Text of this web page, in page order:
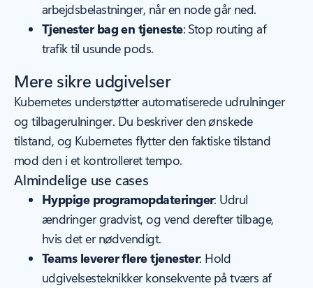
arbejdsbelastninger, når en node går ned.
Tjenester bag en tjeneste: Stop routing af
trafik til usunde pods.
Mere sikre udgivelser
Kubernetes understøtter automatiserede udrulninger
og tilbagerulninger. Du beskriver den ønskede
tilstand, og Kubernetes flytter den faktiske tilstand
mod den i et kontrolleret tempo.
Almindelige use cases
Hyppige programopdateringer: Udrul
ændringer gradvist, og vend derefter tilbage,
hvis det er nødvendigt.
Teams leverer flere tjenester: Hold
udgivelsesteknikker konsekvente på tværs af